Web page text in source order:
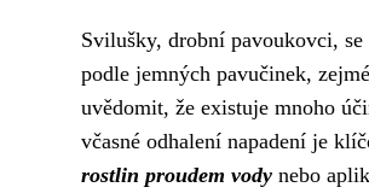
Svilušky, drobní pavoukovci,
podle jemných pavučinek,
uvědomit, že existuje mnoho
včasné odhalení napadení je
rostlin proudem vody nebo